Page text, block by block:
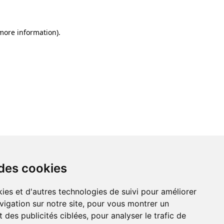
cookies
et d'autres technologies de suivi pour améliorer
sur notre site, pour vous montrer un
des publicités ciblées, pour analyser le trafic de
information).